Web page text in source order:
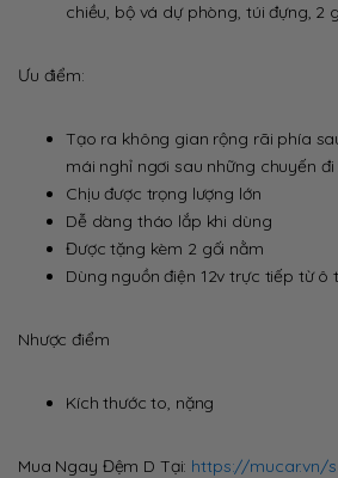
chiều, bộ vá dự phòng, túi đựng, 2
Ưu điểm:
Tạo ra không gian rộng rãi phía
mái nghỉ ngơi sau những chuyến đi
Chịu được trọng lượng lớn
Dễ dàng tháo lắp khi dùng
Được tặng kèm 2 gối nằm
Dùng nguồn điện 12v trực tiếp từ ô
Nhược điểm
Kích thước to, nặng
Mua Ngay Đệm D Tại: https://mucar.vn/